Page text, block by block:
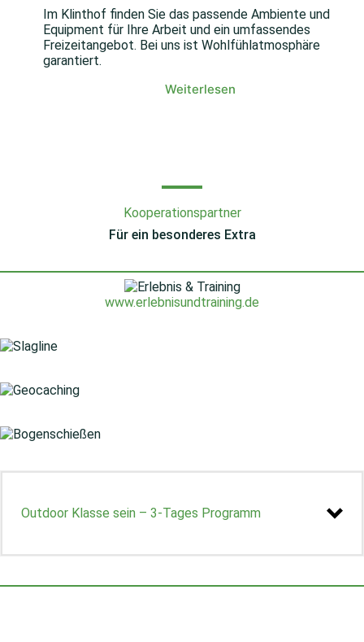
Im Klinthof finden Sie das passende Ambiente und
Equipment für Ihre Arbeit und ein umfassendes
Freizeitangebot. Bei uns ist Wohlfühlatmosphäre
garantiert.
Weiterlesen
Kooperations­partner
Für ein besonderes Extra
www.erlebnisundtraining.de
Outdoor Klasse sein – 3-Tages Programm